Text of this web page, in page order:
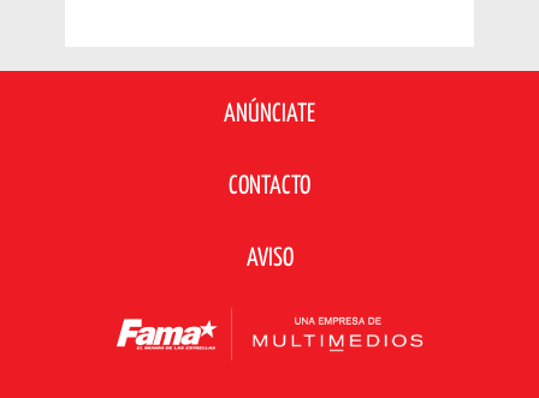
ANÚNCIATE
CONTACTO
AVISO